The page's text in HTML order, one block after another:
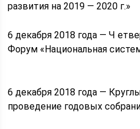
развития на 2019 — 2020 г.»
6 декабря 2018 года — Ч
Форум «Национальная
6 декабря 2018 года —
проведение годовых